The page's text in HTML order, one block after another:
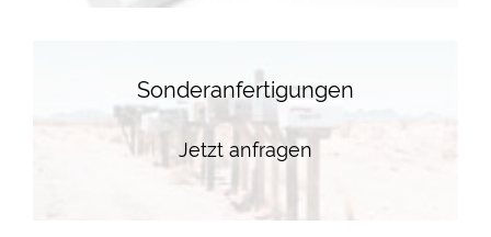
Sonderanfertigungen
Jetzt anfragen